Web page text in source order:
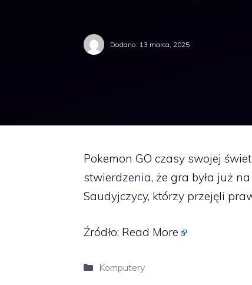
Dodano: 13 marca, 2025
Pokemon GO czasy swojej
stwierdzenia, że gra była już
Saudyjczycy, którzy przejęli
Źródło: Read More
Kategorie
Komputery